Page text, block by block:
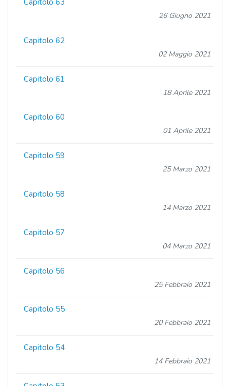
Capitolo 63
26 Giugno 2021
Capitolo 62
02 Maggio 2021
Capitolo 61
18 Aprile 2021
Capitolo 60
01 Aprile 2021
Capitolo 59
25 Marzo 2021
Capitolo 58
14 Marzo 2021
Capitolo 57
04 Marzo 2021
Capitolo 56
25 Febbraio 2021
Capitolo 55
20 Febbraio 2021
Capitolo 54
14 Febbraio 2021